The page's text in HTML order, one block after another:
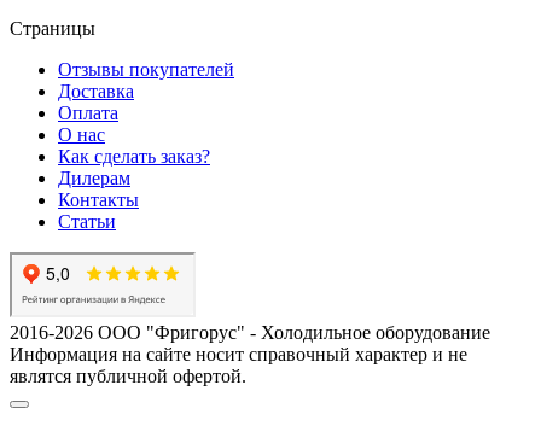
Страницы
Отзывы покупателей
Доставка
Оплата
О нас
Как сделать заказ?
Дилерам
Контакты
Статьи
2016-2026 ООО "Фригорус" - Холодильное оборудование
Информация на сайте носит справочный характер и не
являтся публичной офертой.